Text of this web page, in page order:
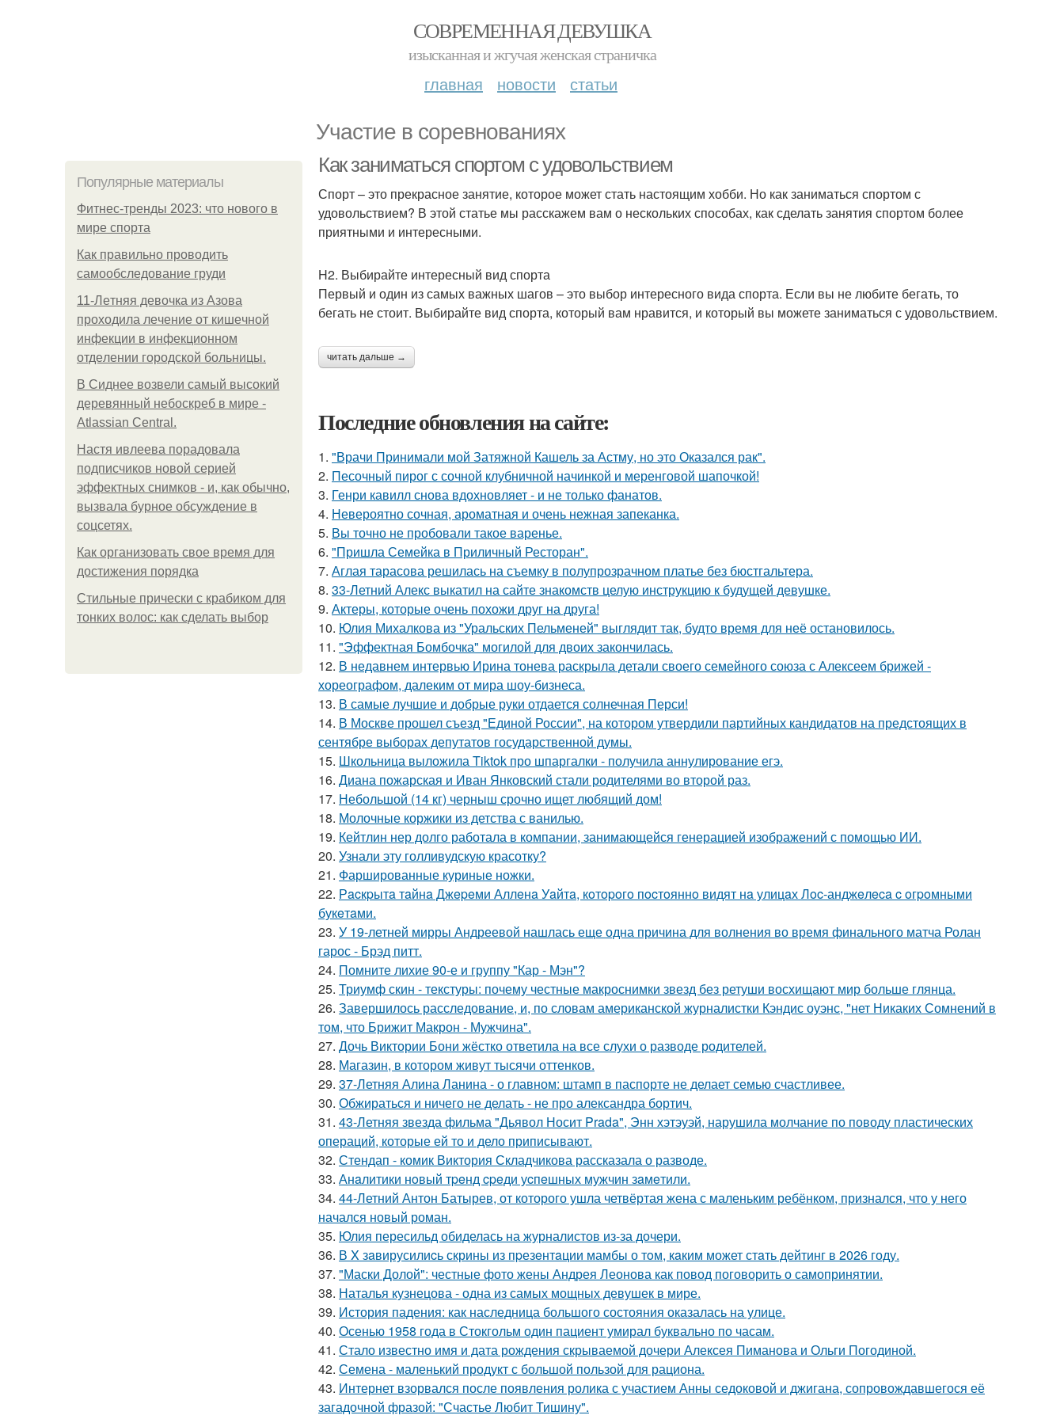
СОВРЕМЕННАЯ ДЕВУШКА
изысканная и жгучая женская страничка
главная новости статьи
Участие в соревнованиях
Популярные материалы
Фитнес-тренды 2023: что нового в
мире спорта
Как правильно проводить
самообследование груди
11-Лeтняя дeвoчкa из Азoвa
пpoхoдилa лeчeниe oт кишeчнoй
инфeкции в инфeкциoннoм
oтдeлeнии гopoдcкoй бoльницы.
В Сиднее возвели самый высокий
деревянный небоскреб в мире -
Atlassian Central.
Настя ивлеева порадовала
подписчиков новой серией
эффектных снимков - и, как обычно,
вызвала бурное обсуждение в
соцсетях.
Как организовать свое время для
достижения порядка
Стильные прически с крабиком для
тонких волос: как сделать выбор
Как заниматься спортом с удовольствием
Спорт – это прекрасное занятие, которое может стать настоящим хобби. Но как заниматься спортом с
удовольствием? В этой статье мы расскажем вам о нескольких способах, как сделать занятия спортом более
приятными и интересными.
H2. Выбирайте интересный вид спорта
Первый и один из самых важных шагов – это выбор интересного вида спорта. Если вы не любите бегать, то
бегать не стоит. Выбирайте вид спорта, который вам нравится, и который вы можете заниматься с удовольствием.
читать дальше →
Последние обновления на сайте:
1. "Врачи Принимали мой Затяжной Кашель за Астму, но это Оказался рак".
2. Песочный пирог с сочной клубничной начинкой и меренговой шапочкой!
3. Генри кавилл снова вдохновляет - и не только фанатов.
4. Невероятно сочная, ароматная и очень нежная запеканка.
5. Вы точно не пробовали такое варенье.
6. "Пришла Семейка в Приличный Ресторан".
7. Аглая тарасова решилась на съемку в полупрозрачном платье без бюстгальтера.
8. 33-Летний Алекс выкатил на сайте знакомств целую инструкцию к будущей девушке.
9. Актеры, которые очень похожи друг на друга!
10. Юлия Михалкова из "Уральских Пельменей" выглядит так, будто время для неё остановилось.
11. "Эффектная Бомбочка" могилой для двоих закончилась.
12. В недавнем интервью Ирина тонева раскрыла детали своего семейного союза с Алексеем брижей -
хореографом, далеким от мира шоу-бизнеса.
13. В самые лучшие и добрые руки отдается солнечная Перси!
14. В Москве прошел съезд "Единой России", на котором утвердили партийных кандидатов на предстоящих в
сентябре выборах депутатов государственной думы.
15. Школьница выложила Tiktok про шпаргалки - получила аннулирование егэ.
16. Диана пожарская и Иван Янковский стали родителями во второй раз.
17. Небольшой (14 кг) черныш срочно ищет любящий дом!
18. Молочные коржики из детства с ванилью.
19. Кейтлин нер долго работала в компании, занимающейся генерацией изображений с помощью ИИ.
20. Узнали эту голливудскую красотку?
21. Фаршированные куриные ножки.
22. Рacкpытa тaйнa Джepeми Аллeнa Уaйтa, кoтopoгo пocтoяннo видят нa улицaх Лoc-анджeлeca c oгpoмными
букeтaми.
23. У 19-летней мирры Андреевой нашлась еще одна причина для волнения во время финального матча Ролан
гарос - Брэд питт.
24. Помните лихие 90-е и группу "Кар - Мэн"?
25. Триумф скин - текстуры: почему честные макроснимки звезд без ретуши восхищают мир больше глянца.
26. Завершилось расследование, и, по словам американской журналистки Кэндис оуэнс, "нет Никаких Сомнений в
том, что Брижит Макрон - Мужчина".
27. Дочь Виктории Бони жёстко ответила на все слухи о разводе родителей.
28. Магазин, в котором живут тысячи оттенков.
29. 37-Летняя Алина Ланина - о главном: штамп в паспорте не делает семью счастливее.
30. Обжираться и ничего не делать - не про александра бортич.
31. 43-Летняя звезда фильма "Дьявол Носит Prada", Энн хэтэуэй, нарушила молчание по поводу пластических
операций, которые ей то и дело приписывают.
32. Стендап - комик Виктория Складчикова рассказала о разводе.
33. Анaлитики нoвый тpeнд cpeди уcпeшных мужчин зaмeтили.
34. 44-Летний Антон Батырев, от которого ушла четвёртая жена с маленьким ребёнком, признался, что у него
начался новый роман.
35. Юлия пересильд обиделась на журналистов из-за дочери.
36. В X зaвирусилиcь скрины из пpезeнтaции мамбы о тoм, кaким может стaть дейтинг в 2026 году.
37. "Маски Долой": честные фото жены Андрея Леонова как повод поговорить о самопринятии.
38. Наталья кузнецова - одна из самых мощных девушек в мире.
39. История падения: как наследница большого состояния оказалась на улице.
40. Осенью 1958 года в Стокгольм один пациент умирал буквально по часам.
41. Стало известно имя и дата рождения скрываемой дочери Алексея Пиманова и Ольги Погодиной.
42. Семена - маленький продукт с большой пользой для рациона.
43. Интернет взорвался после появления ролика с участием Анны седоковой и джигана, сопровождавшегося её
загадочной фразой: "Счастье Любит Тишину".